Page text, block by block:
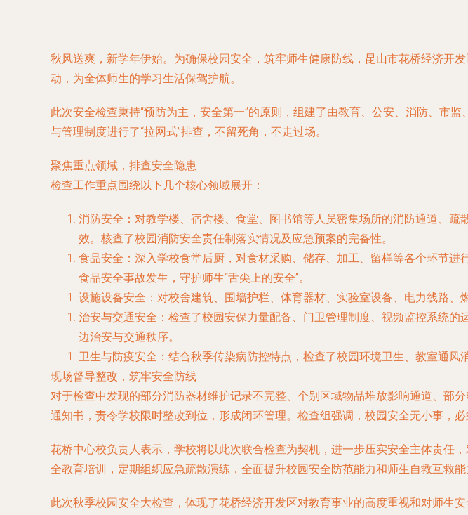
秋风送爽，新学年伊始。为确保校园安全，筑牢师生健康防线，昆山市花桥经济开
动，为全体师生的学习生活保驾护航。
此次安全检查秉持“预防为主，安全第一”的原则，组建了由教育、公安、消防、市
与管理制度进行了“拉网式”排查，不留死角，不走过场。
聚焦重点领域，排查安全隐患
检查工作重点围绕以下几个核心领域展开：
消防安全 ：对教学楼、宿舍楼、食堂、图书馆等人员密集场所的消防通道、
效。核查了校园消防安全责任制落实情况及应急预案的完备性。
食品安全 ：深入学校食堂后厨，对食材采购、储存、加工、留样等各个环节
食品安全事故发生，守护师生“舌尖上的安全”。
设施设备安全 ：对校舍建筑、围墙护栏、体育器材、实验室设备、电力线路
治安与交通安全 ：检查了校园安保力量配备、门卫管理制度、视频监控系统
边治安与交通秩序。
卫生与防疫安全 ：结合秋季传染病防控特点，检查了校园环境卫生、教室通
现场督导整改，筑牢安全防线
对于检查中发现的部分消防器材维护记录不完整、个别区域物品堆放影响通道、部
通知书，责令学校限时整改到位，形成闭环管理。检查组强调，校园安全无小事，
花桥中心校负责人表示，学校将以此次联合检查为契机，进一步压实安全主体责任
全教育培训，定期组织应急疏散演练，全面提升校园安全防范能力和师生自救互救
此次秋季校园安全大检查，体现了花桥经济开发区对教育事业的高度重视和对师生